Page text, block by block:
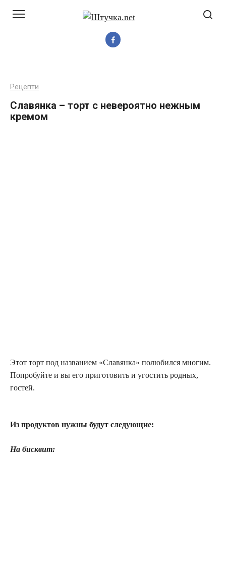
Рецепти
Славянка – торт с невероятно нежным
кремом
Этот торт под названием «Славянка» полюбился многим.
Попробуйте и вы его приготовить и угостить родных,
гостей.
Из продуктов нужны будут следующие:
На бисквит: